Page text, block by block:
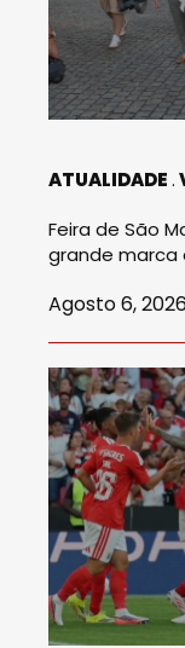
ATUALIDADE
Feira de São
grande marca
Agosto 6,